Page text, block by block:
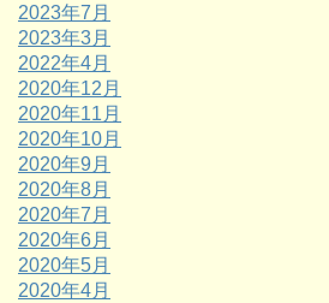
2023年7月
2023年3月
2022年4月
2020年12月
2020年11月
2020年10月
2020年9月
2020年8月
2020年7月
2020年6月
2020年5月
2020年4月